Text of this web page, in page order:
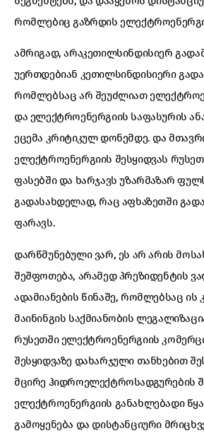
რომლებიც გაზრდის
ამრიგად, არაკეთილსინდისიერ
უერთდებიან კეთილსინდისიერი
რომლებსაც არ შეუძლიათ
და ელექტროენერგიის საფასურის
ეცემა კრიტიკულ დონემდე. და
ელექტროენერგიის შესყიდვას
ფასებში და ხარჯავს უზარმაზარ
გადასახდელად, რაც აფხაზეთში
ფარავს.
დარწმუნებული ვარ, ეს არ არის
შეშფოთება, არამედ პრეზიდენტის
ადამიანების წინაშე, რომლებსაც
მაინინგის საქმიანობის
რუსეთში ელექტროენერგიის
შესყიდვაზე დახარჯული თანხებით
მცირე ჰიდროელექტროსადგურების
ელექტროენერგიის განახლებადი
გამოყენება და დისტანციური